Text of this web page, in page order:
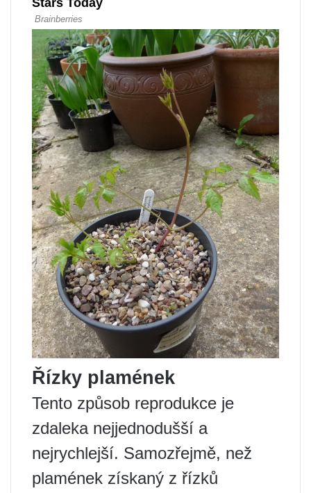
Řízky plamének
Tento způsob reprodukce je
zdaleka nejjednodušší a
nejrychlejší. Samozřejmě, než
plamének získaný z řízků